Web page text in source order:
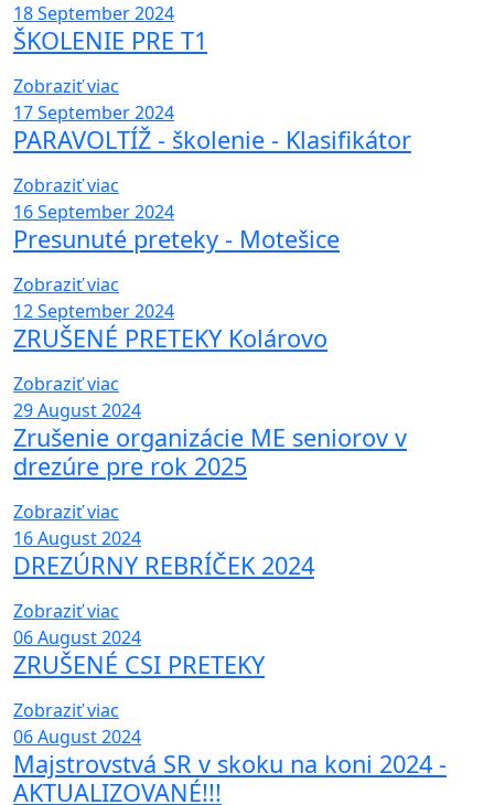
18September 2024
ŠKOLENIE PRE T1
Zobraziť viac
17September 2024
PARAVOLTÍŽ - školenie - Klasifikátor
Zobraziť viac
16September 2024
Presunuté preteky - Motešice
Zobraziť viac
12September 2024
ZRUŠENÉ PRETEKY Kolárovo
Zobraziť viac
29August 2024
Zrušenie organizácie ME seniorov v
drezúre pre rok 2025
Zobraziť viac
16August 2024
DREZÚRNY REBRÍČEK 2024
Zobraziť viac
06August 2024
ZRUŠENÉ CSI PRETEKY
Zobraziť viac
06August 2024
Majstrovstvá SR v skoku na koni 2024 -
AKTUALIZOVANÉ!!!